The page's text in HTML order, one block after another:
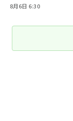
8月6日 6:30